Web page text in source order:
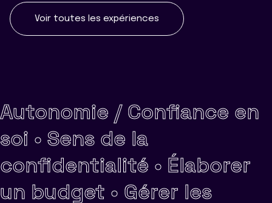
Voir toutes les expériences
Autonomie / Confiance en
soi • Sens de la
confidentialité • Élaborer
un budget • Gérer les